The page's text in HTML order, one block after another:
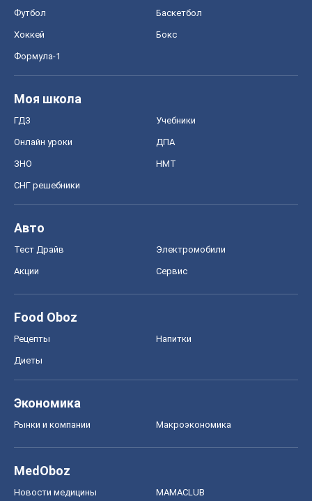
Футбол Баскетбол
Хоккей Бокс
Формула-1
Моя школа
ГДЗ Учебники
Онлайн уроки ДПА
ЗНО НМТ
СНГ решебники
Авто
Тест Драйв Электромобили
Акции Сервис
Food Oboz
Рецепты Напитки
Диеты
Экономика
Рынки и компании Mакроэкономика
MedOboz
Новости медицины MAMACLUB